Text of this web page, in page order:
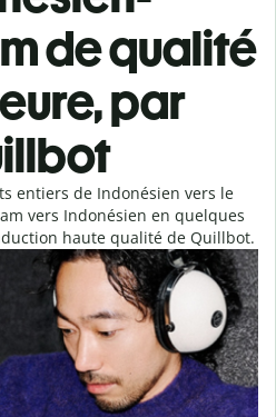
de qualité
par
entiers de Indonésien vers le
vers Indonésien en quelques
haute qualité de Quillbot.